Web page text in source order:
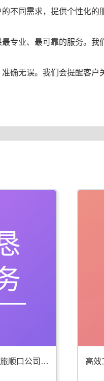
不同需求，提供个性化的
专业、最可靠的服务。我
确无误。我们会提醒客户
便捷工商年检代办 旅顺口公司注册服务佳